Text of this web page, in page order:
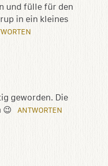
und fülle für den
in ein kleines
geworden. Die
😉
ANTWORTEN